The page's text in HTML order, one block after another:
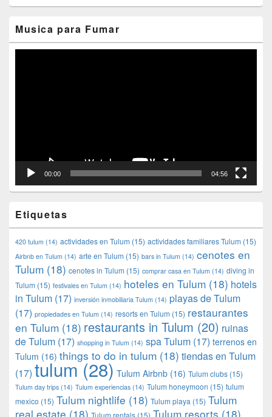
Musica para Fumar
00:00 04:56
Etiquetas
420 tulum (14) actividades en Tulum (15) actividades familiares Tulum (15)
Airbnb en Tulum (14) arte en Tulum (15) bars in Tulum (14) cenotes en
Tulum (18) cenotes in Tulum (15) comprar casa en Tulum (14) diving in
Tulum (15) festivales en Tulum (14) hoteles en Tulum (18) hotels
in Tulum (17) inversión inmobiliaria Tulum (14) playas de Tulum
(17) propiedades en Tulum (14) resorts en Tulum (15) restaurantes
en Tulum (18) restaurants in Tulum (20) ruinas
de Tulum (17) shopping in Tulum (14) spa Tulum (17) terrenos en
Tulum (16) things to do in tulum (18) tiendas en Tulum
(17) tulum(28) Tulum Airbnb (16) Tulum clubs (15)
Tulum day trips (14) Tulum experiencias (14) Tulum honeymoon (15) tulum
mexico (15) Tulum nightlife (18) Tulum playa (15) Tulum
real estate (18) Tulum rentals (15) Tulum resorts (18)